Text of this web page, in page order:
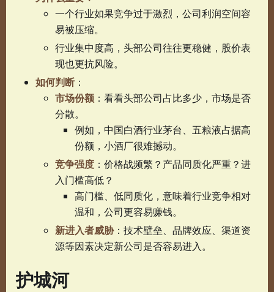
一个行业如果竞争过于激烈，公司利润空间容
易被压缩。
行业集中度高，头部公司往往更稳健，股价表
现也更抗风险。
如何判断 ：
市场份额 ：看看头部公司占比多少，市场是否
分散。
例如，中国白酒行业茅台、五粮液占据高
份额，小酒厂很难撼动。
竞争强度 ：价格战频繁？产品同质化严重？进
入门槛高低？
高门槛、低同质化，意味着行业竞争相对
温和，公司更容易赚钱。
新进入者威胁：技术壁垒、品牌效应、渠道资
源等因素决定新公司是否容易进入。
护城河